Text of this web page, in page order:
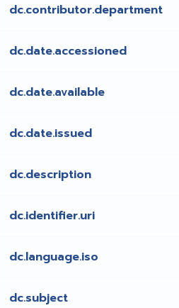
dc.contributor.department
dc.date.accessioned
dc.date.available
dc.date.issued
dc.description
dc.identifier.uri
dc.language.iso
dc.subject